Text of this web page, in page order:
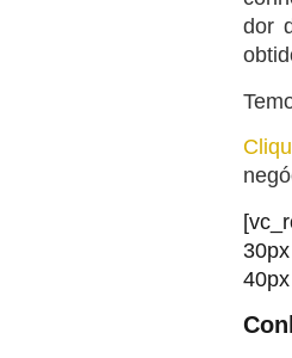
dor